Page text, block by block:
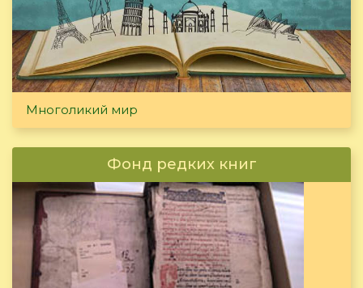
Многоликий мир
Фонд редких книг